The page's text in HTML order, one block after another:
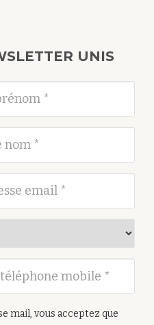
UNIS
mail, vous acceptez que